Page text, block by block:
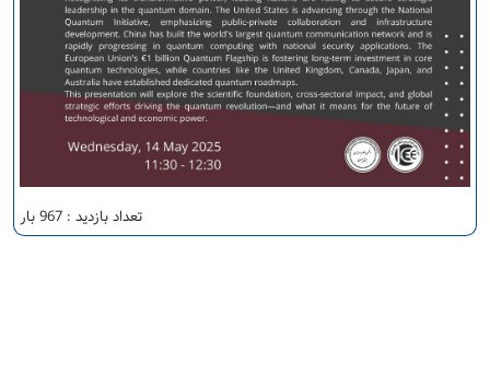
تعداد بازدید : 967 بار